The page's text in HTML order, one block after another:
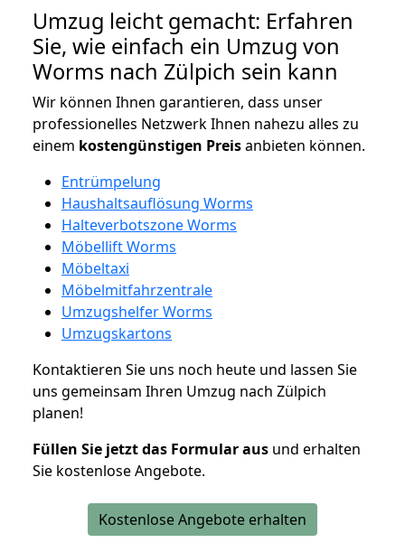
Umzug leicht gemacht: Erfahren
Sie, wie einfach ein Umzug von
Worms nach Zülpich sein kann
Wir können Ihnen garantieren, dass unser
professionelles Netzwerk Ihnen nahezu alles zu
einem kostengünstigen Preisanbieten können.
Entrümpelung
Haushaltsauflösung Worms
Halteverbotszone Worms
Möbellift Worms
Möbeltaxi
Möbelmitfahrzentrale
Umzugshelfer Worms
Umzugskartons
Kontaktieren Sie uns noch heute und lassen Sie
uns gemeinsam Ihren Umzug nach Zülpich
planen!
Füllen Sie jetzt das Formular aus und erhalten
Sie kostenlose Angebote.
Kostenlose Angebote erhalten